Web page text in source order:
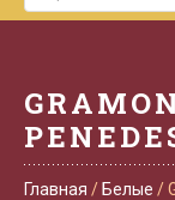
Главная / Белые /